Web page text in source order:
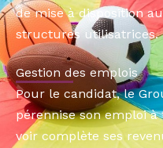
de mise à disposition
structures utilisatrices.
Gestion des emplois
Pour le candidat, le
pérennise son emploi
voir complète ses